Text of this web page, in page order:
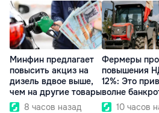
Минфин предлагает
повысить акциз на
дизель вдвое выше,
чем на другие товары
8 часов назад
Фермеры
повышения
12%: Это
волне
10 часов